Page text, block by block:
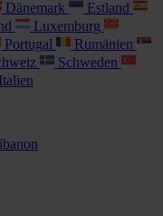
Dänemark
Estland
Luxemburg
Portugal
Rumänien
Schweden
Italien